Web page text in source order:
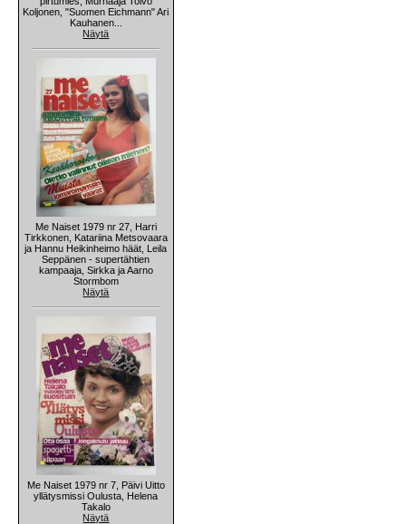
Koljonen, "Suomen Eichmann" Ari
Kauhanen...
Näytä
Me Naiset 1979 nr 27, Harri
Tirkkonen, Katariina Metsovaara
ja Hannu Heikinheimo häät, Leila
Seppänen - supertähtien
kampaaja, Sirkka ja Aarno
Stormbom
Näytä
Me Naiset 1979 nr 7, Päivi Uitto
yllätysmissi Oulusta, Helena
Takalo
Näytä